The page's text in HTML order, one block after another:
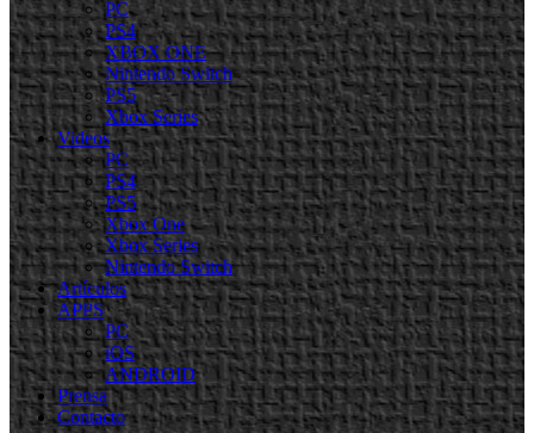
PC
PS4
XBOX ONE
Nintendo Switch
PS5
Xbox Series
Videos
PC
PS4
PS5
Xbox One
Xbox Series
Nintendo Switch
Artículos
APPS
PC
iOS
ANDROID
Prensa
Contacto